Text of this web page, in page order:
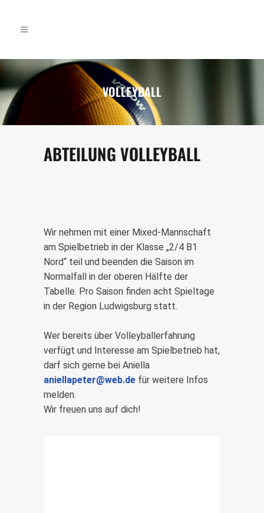
VOLLEYBALL
ABTEILUNG VOLLEYBALL
Wir nehmen mit einer Mixed-Mannschaft
am Spielbetrieb in der Klasse „2/4 B1
Nord“ teil und beenden die Saison im
Normalfall in der oberen Hälfte der
Tabelle. Pro Saison finden acht Spieltage
in der Region Ludwigsburg statt.
Wer bereits über Volleyballerfahrung
verfügt und Interesse am Spielbetrieb hat,
darf sich gerne bei Aniella
aniellapeter@web.de für weitere Infos
melden.
Wir freuen uns auf dich!